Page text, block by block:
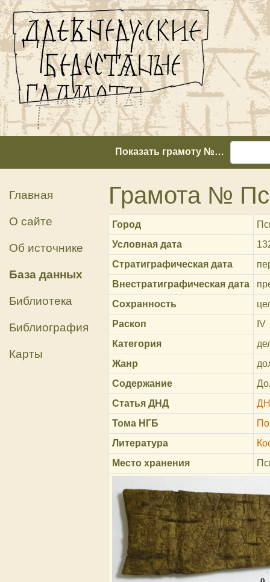
Показать грамоту №…
Главная
О сайте
Об источнике
База данных
Библиотека
Библиография
Карты
Грамота №
Город
Условная дата
Стратиграфическая дата
Внестратиграфическая дата
Сохранность
Раскоп
IV
Категория
Жанр
Содержание
Статья ДНД
Тома НГБ
Литература
Место хранения